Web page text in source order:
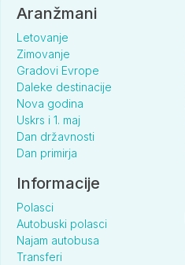
Aranžmani
Letovanje
Zimovanje
Gradovi Evrope
Daleke destinacije
Nova godina
Uskrs i 1. maj
Dan državnosti
Dan primirja
Informacije
Polasci
Autobuski polasci
Najam autobusa
Transferi